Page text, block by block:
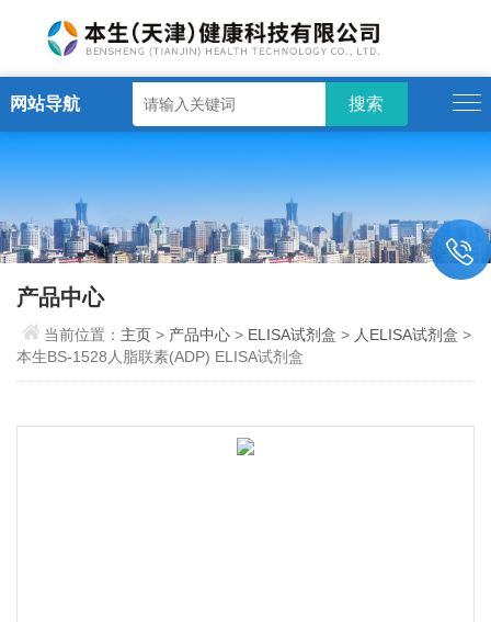
网站导航
产品中心
当前位置： 主页> 产品中心 > ELISA试剂盒 > 人ELISA试剂盒 >
本生BS-1528人脂联素(ADP) ELISA试剂盒